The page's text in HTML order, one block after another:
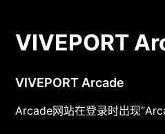
VIVEPORT
VIVEPORT Arcade
Arcade网站在登录时出现